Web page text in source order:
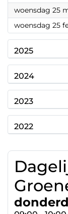
woensdag 25
woensdag 25
2025
2024
2023
2022